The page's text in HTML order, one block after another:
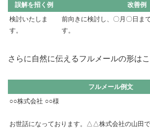
誤解を招く例
改善例
検討いたしま
す。
前向きに検討し、〇月〇日ま
す。
さらに自然に伝えるフルメールの形はこ
フルメール例文
○○株式会社 ○○様
お世話になっております。△△株式会社の山田で